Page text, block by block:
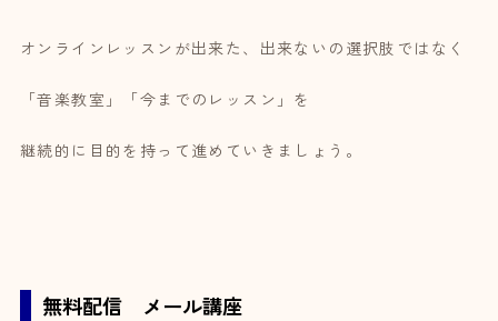
オンラインレッスンが出来た、出来ないの選択肢ではなく
「音楽教室」「今までのレッスン」を
継続的に目的を持って進めていきましょう。
無料配信 メール講座